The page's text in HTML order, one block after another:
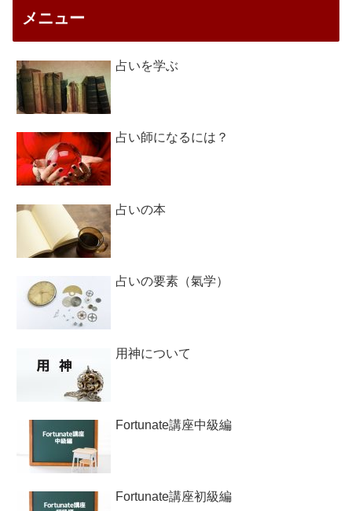
メニュー
占いを学ぶ
占い師になるには？
占いの本
占いの要素（氣学）
用神について
Fortunate講座中級編
Fortunate講座初級編